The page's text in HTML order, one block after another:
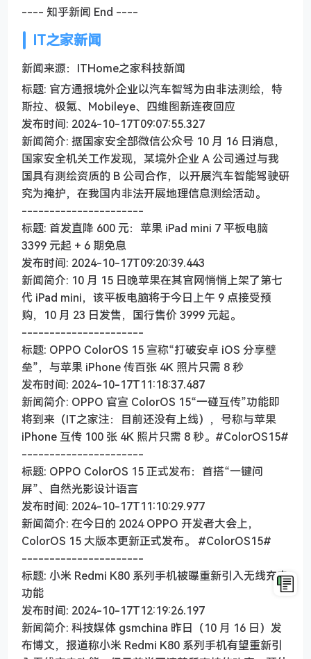
---- 知乎新闻 End ----
IT之家新闻
新闻来源：ITHome之家科技新闻
标题: 官方通报境外企业以汽车智驾为由非法测绘，特
斯拉、极氪、Mobileye、四维图新连夜回应
发布时间: 2024-10-17T09:07:55.327
新闻简介: 据国家安全部微信公众号 10 月 16 日消息，
国家安全机关工作发现，某境外企业 A 公司通过与我
国具有测绘资质的 B 公司合作，以开展汽车智能驾驶研
究为掩护，在我国内非法开展地理信息测绘活动。
----------------------
标题: 首发直降 600 元：苹果 iPad mini 7 平板电脑
3399 元起 + 6 期免息
发布时间: 2024-10-17T09:20:39.443
新闻简介: 10 月 15 日晚苹果在其官网悄悄上架了第七
代 iPad mini，该平板电脑将于今日上午 9 点接受预
购，10 月 23 日发售，国行售价 3999 元起。
----------------------
标题: OPPO ColorOS 15 宣称“打破安卓 iOS 分享壁
垒”，与苹果 iPhone 传百张 4K 照片只需 8 秒
发布时间: 2024-10-17T11:18:37.487
新闻简介: OPPO 官宣 ColorOS 15“一碰互传”功能即
将到来（IT之家注：目前还没有上线），号称与苹果
iPhone 互传 100 张 4K 照片只需 8 秒。#ColorOS15#
----------------------
标题: OPPO ColorOS 15 正式发布：首搭“一键问
屏”、自然光影设计语言
发布时间: 2024-10-17T11:10:29.977
新闻简介: 在今日的 2024 OPPO 开发者大会上，
ColorOS 15 大版本更新正式发布。 #ColorOS15#
----------------------
标题: 小米 Redmi K80 系列手机被曝重新引入无线充电
功能
发布时间: 2024-10-17T12:19:26.197
新闻简介: 科技媒体 gsmchina 昨日（10 月 16 日）发
布博文，报道称小米 Redmi K80 系列手机有望重新引